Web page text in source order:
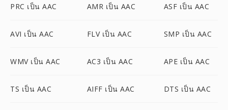
PRC เป็น AAC AMR เป็น AAC ASF เป็น AAC
AVI เป็น AAC FLV เป็น AAC SMP เป็น AAC
WMV เป็น AAC AC3 เป็น AAC APE เป็น AAC
TS เป็น AAC AIFF เป็น AAC DTS เป็น AAC